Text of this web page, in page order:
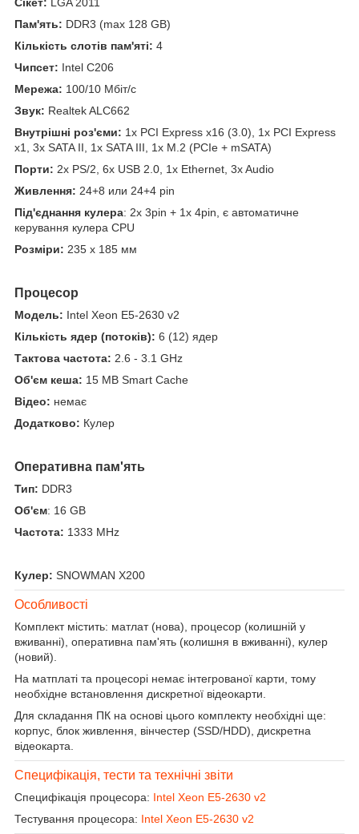
Пам'ять: DDR3 (max 128 GB)
Кількість слотів пам'яті: 4
Чипсет: Intel C206
Мережа: 100/10 Мбіт/с
Звук: Realtek ALC662
Внутрішні роз'єми: 1x PCI Express x16 (3.0), 1x PCI Express
x1, 3x SATA II, 1x SATA III, 1x М.2 (PCIe + mSATA)
Порти: 2x PS/2, 6x USB 2.0, 1x Ethernet, 3x Audio
Живлення: 24+8 или 24+4 pin
Під'єднання кулера: 2x 3pin + 1x 4pin, є автоматичне
керування кулера CPU
Розміри: 235 х 185 мм
Процесор
Модель: Intel Xeon E5-2630 v2
Кількість ядер (потоків): 6 (12) ядер
Тактова частота: 2.6 - 3.1 GHz
Об'єм кеша: 15 MB Smart Cache
Відео: немає
Додатково: Кулер
Оперативна пам'ять
Тип: DDR3
Об'єм: 16 GB
Частота: 1333 MHz
Кулер: SNOWMAN X200
Особливості
Комплект містить: матлат (нова), процесор (колишній у
вживанні), оперативна пам'ять (колишня в вживанні), кулер
(новий).
На матплаті та процесорі немає інтегрованої карти, тому
необхідне встановлення дискретної відеокарти.
Для складання ПК на основі цього комплекту необхідні ще:
корпус, блок живлення, вінчестер (SSD/HDD), дискретна
відеокарта.
Специфікація, тести та технічні звіти
Специфікація процесора: Intel Xeon E5-2630 v2
Тестування процесора: Intel Xeon E5-2630 v2